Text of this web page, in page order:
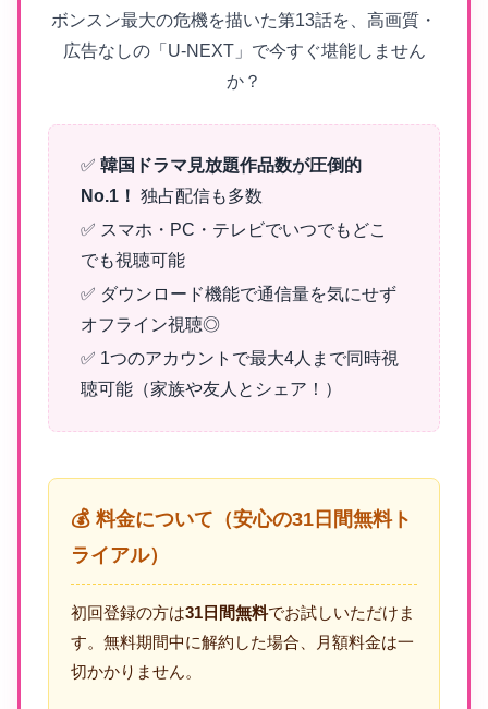
ボンスン最大の危機を描いた第13話を、高画質・
広告なしの「U-NEXT」で今すぐ堪能しません
か？
✅韓国ドラマ見放題作品数が圧倒的
No.1！ 独占配信も多数
✅ スマホ・PC・テレビでいつでもどこ
でも視聴可能
✅ ダウンロード機能で通信量を気にせず
オフライン視聴◎
✅ 1つのアカウントで最大4人まで同時視
聴可能（家族や友人とシェア！）
💰 料金について（安心の31日間無料ト
ライアル）
初回登録の方は31日間無料でお試しいただけま
す。無料期間中に解約した場合、月額料金は一
切かかりません。